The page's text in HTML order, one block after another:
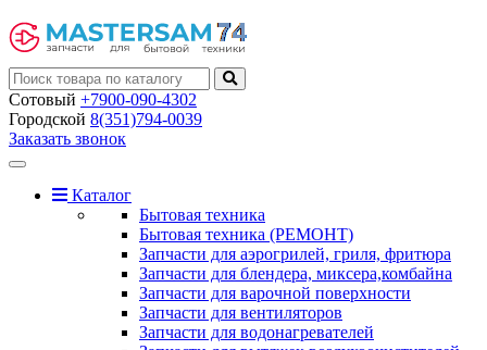
Сотовый +7900-090-4302
Городской 8(351)794-0039
Заказать звонок
Toggle
navigationКаталог
Бытовая техника
Бытовая техника (РЕМОНТ)
Запчасти для аэрогрилей, гриля, фритюра
Запчасти для блендера, миксера,комбайна
Запчасти для варочной поверхности
Запчасти для вентиляторов
Запчасти для водонагревателей